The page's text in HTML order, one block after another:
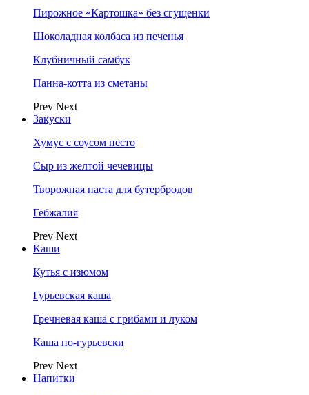
Пирожное «Картошка» без сгущенки
Шоколадная колбаса из печенья
Клубничный самбук
Панна-котта из сметаны
Prev Next
Закуски
Хумус с соусом песто
Сыр из желтой чечевицы
Творожная паста для бутербродов
Гебжалия
Prev Next
Каши
Кутья с изюмом
Гурьевская каша
Гречневая каша с грибами и луком
Каша по-гурьевски
Prev Next
Напитки